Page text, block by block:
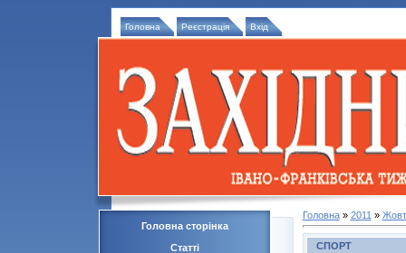
Головна Реєстрація Вхід
Головна сторінка
Статті
Головна» 2011 »
СПОРТ